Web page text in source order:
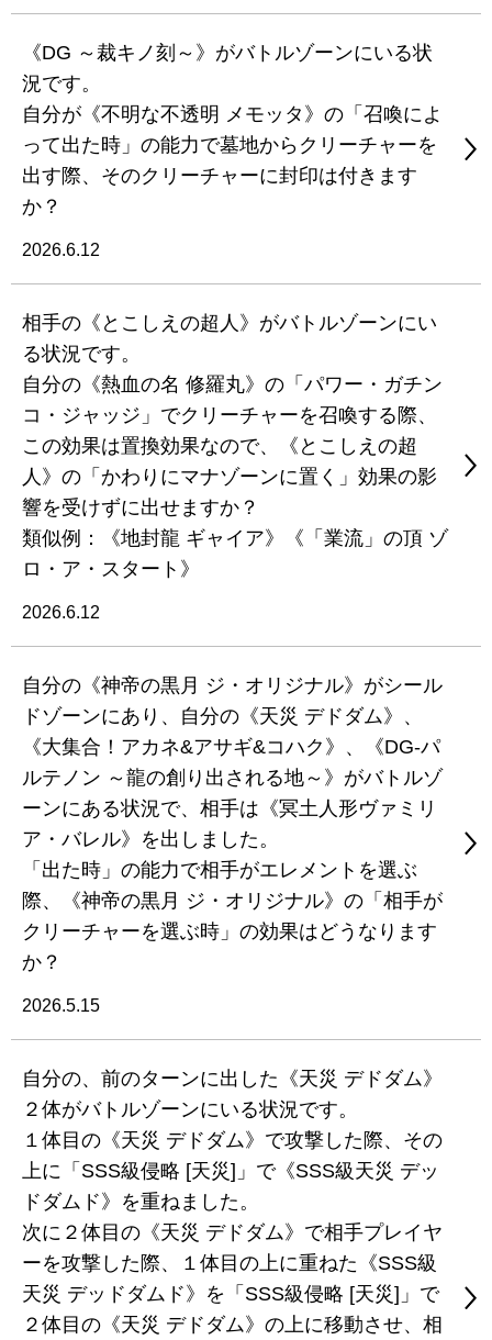
《DG ～裁キノ刻～》がバトルゾーンにいる状
況です。
自分が《不明な不透明 メモッタ》の「召喚によ
って出た時」の能力で墓地からクリーチャーを
出す際、そのクリーチャーに封印は付きます
か？
2026.6.12
相手の《とこしえの超人》がバトルゾーンにい
る状況です。
自分の《熱血の名 修羅丸》の「パワー・ガチン
コ・ジャッジ」でクリーチャーを召喚する際、
この効果は置換効果なので、《とこしえの超
人》の「かわりにマナゾーンに置く」効果の影
響を受けずに出せますか？
類似例：《地封龍 ギャイア》《「業流」の頂 ゾ
ロ・ア・スタート》
2026.6.12
自分の《神帝の黒月 ジ・オリジナル》がシール
ドゾーンにあり、自分の《天災 デドダム》、
《大集合！アカネ&アサギ&コハク》、《DG-パ
ルテノン ～龍の創り出される地～》がバトルゾ
ーンにある状況で、相手は《冥土人形ヴァミリ
ア・バレル》を出しました。
「出た時」の能力で相手がエレメントを選ぶ
際、《神帝の黒月 ジ・オリジナル》の「相手が
クリーチャーを選ぶ時」の効果はどうなります
か？
2026.5.15
自分の、前のターンに出した《天災 デドダム》
２体がバトルゾーンにいる状況です。
１体目の《天災 デドダム》で攻撃した際、その
上に「SSS級侵略 [天災]」で《SSS級天災 デッ
ドダムド》を重ねました。
次に２体目の《天災 デドダム》で相手プレイヤ
ーを攻撃した際、１体目の上に重ねた《SSS級
天災 デッドダムド》を「SSS級侵略 [天災]」で
２体目の《天災 デドダム》の上に移動させ、相